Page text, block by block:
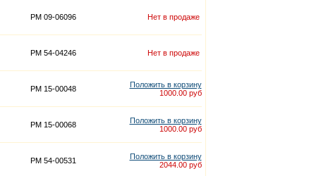
PM 09-06096 Нет в продаже
PM 54-04246 Нет в продаже
PM 15-00048
Положить в корзину
1000.00 руб
PM 15-00068
Положить в корзину
1000.00 руб
PM 54-00531
Положить в корзину
2044.00 руб